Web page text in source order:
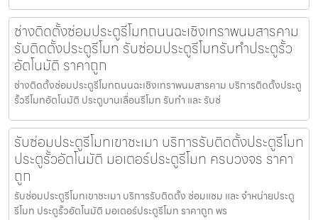
ช่างติดตั้งซ่อมประตูรีโมทถนนฉะเชิงเทราพนมสารคาม
รับติดตั้งประตูรีโมท รับซ่อมประตูรีโมทรับทำประตูรั้ว
อัตโนมัติ ราคาถูก
ช่างติดตั้งซ่อมประตูรีโมทถนนฉะเชิงเทราพนมสารคาม บริการติดตั้งประตู
รั้วรีโมทอัตโนมัติ ประตูบานเลื่อนรีโมท รับทำ และ รับซ่
รับซ่อมประตูรีโมทเขาชะเมา บริการรับติดตั้งประตูรีโมท
ประตูรั้วอัตโนมัติ มอเตอร์ประตูรีโมท ครบวงจร ราคา
ถูก
รับซ่อมประตูรีโมทเขาชะเมา บริการรับติดตั้ง ซ่อมแซม และ จำหน่ายประตู
รีโมท ประตูรั้วอัตโนมัติ มอเตอร์ประตูรีโมท ราคาถูก พร